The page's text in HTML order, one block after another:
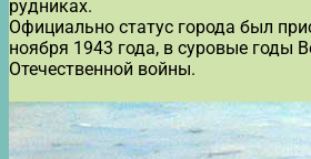
рудниках.
Официально статус города был
ноября 1943 года, в суровые годы
Отечественной войны.